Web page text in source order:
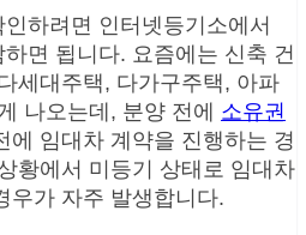
하려면 인터넷등기소에서
면 됩니다. 요즘에는 신축 건
세대주택, 다가구주택, 아파
나오는데, 분양 전에 소유권
에 임대차 계약을 진행하는 경
황에서 미등기 상태로 임대차
우가 자주 발생합니다.